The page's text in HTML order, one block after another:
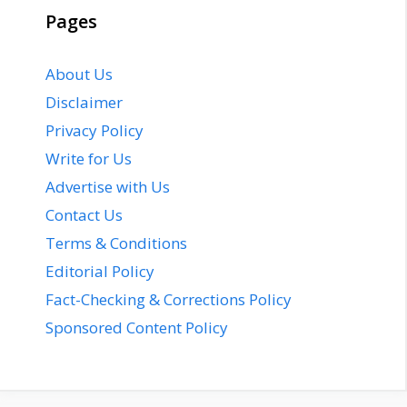
Pages
About Us
Disclaimer
Privacy Policy
Write for Us
Advertise with Us
Contact Us
Terms & Conditions
Editorial Policy
Fact-Checking & Corrections Policy
Sponsored Content Policy